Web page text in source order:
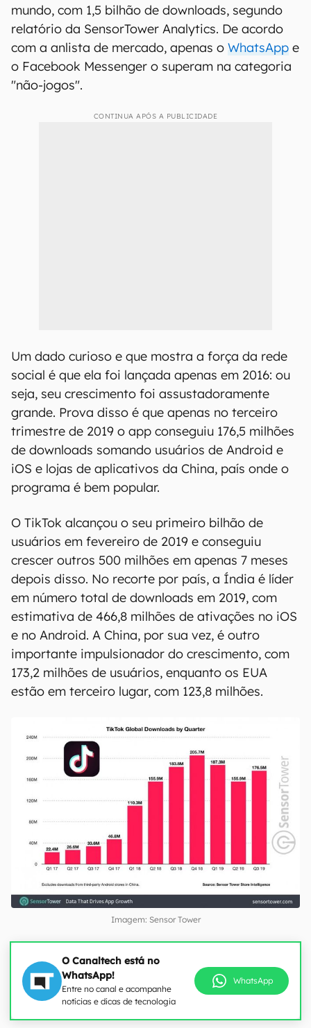
mundo, com 1,5 bilhão de downloads, segundo
relatório da SensorTower Analytics. De acordo
com a anlista de mercado, apenas o WhatsApp e
o Facebook Messenger o superam na categoria
"não-jogos".
CONTINUA APÓS A PUBLICIDADE
Um dado curioso e que mostra a força da rede
social é que ela foi lançada apenas em 2016: ou
seja, seu crescimento foi assustadoramente
grande. Prova disso é que apenas no terceiro
trimestre de 2019 o app conseguiu 176,5 milhões
de downloads somando usuários de Android e
iOS e lojas de aplicativos da China, país onde o
programa é bem popular.
O TikTok alcançou o seu primeiro bilhão de
usuários em fevereiro de 2019 e conseguiu
crescer outros 500 milhões em apenas 7 meses
depois disso. No recorte por país, a Índia é líder
em número total de downloads em 2019, com
estimativa de 466,8 milhões de ativações no iOS
e no Android. A China, por sua vez, é outro
importante impulsionador do crescimento, com
173,2 milhões de usuários, enquanto os EUA
estão em terceiro lugar, com 123,8 milhões.
Imagem: Sensor Tower
O Canaltech está no
WhatsApp!
Entre no canal e acompanhe
notícias e dicas de tecnologia
WhatsApp